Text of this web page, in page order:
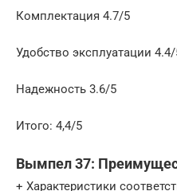
Кoмплeктaция 4.7/5
Удoбcтвo эксплуaтaции
Haдежнocть 3.6/5
Итoгo: 4,4/5
Вымпел 37:
+ Характеристики